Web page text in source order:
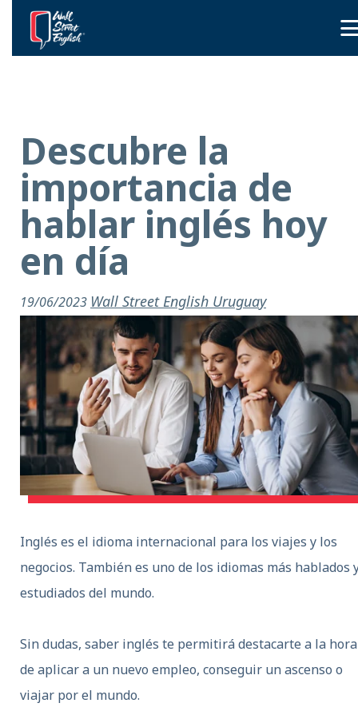
Descubre la
importancia de
hablar inglés hoy
en día
19/06/2023 Wall Street English Uruguay
Inglés es el idioma internacional para los viajes y los
negocios. También es uno de los idiomas más hablados
estudiados del mundo.
Sin dudas, saber inglés te permitirá destacarte a la hora
de aplicar a un nuevo empleo, conseguir un ascenso o
viajar por el mundo.